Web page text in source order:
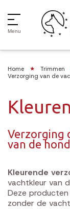
Menu
Home Trimmen
Verzorging van de
Verzorging
van de
Kleurende
vachtkleur van
Deze
zonder de